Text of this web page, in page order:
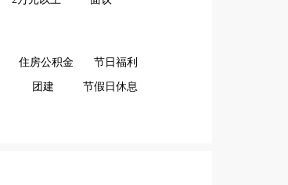
住房公积金 节日福利
团建 节假日休息